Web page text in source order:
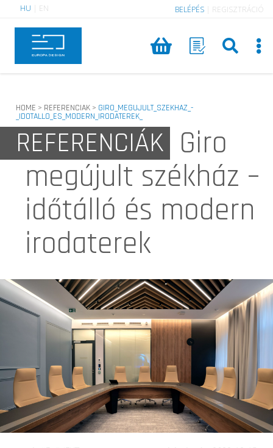
HU EN BELÉPÉS REGISZTRÁCIÓ
HOME > REFERENCIAK > GIRO_MEGUJULT_SZEKHAZ_-
_IDOTALLO_ES_MODERN_IRODATEREK_
REFERENCIÁK Giro
megújult székház –
időtálló és modern
irodaterek